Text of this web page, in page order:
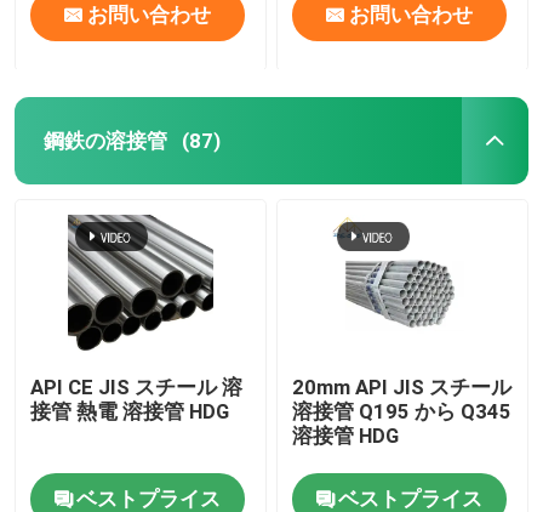
お問い合わせ お問い合わせ
鋼鉄の溶接管 (87)
API CE JIS スチール 溶
接管 熱電 溶接管 HDG
ベストプライス
20mm API JIS スチール
溶接管 Q195 から Q345
溶接管 HDG
ベストプライス